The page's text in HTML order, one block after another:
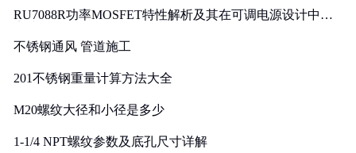
RU7088R功率MOSFET特性解析及其在可调电源设计中的
不锈钢通风 管道施工
201不锈钢重量计算方法大全
M20螺纹大径和小径是多少
1-1/4 NPT螺纹参数及底孔尺寸详解